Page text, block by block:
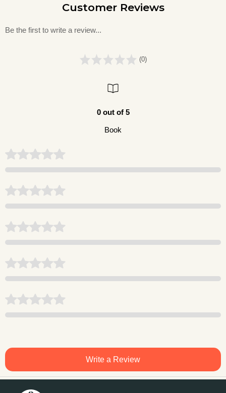
Customer Reviews
Be the first to write a review...
(0)
0 out of 5
Book
Write a Review